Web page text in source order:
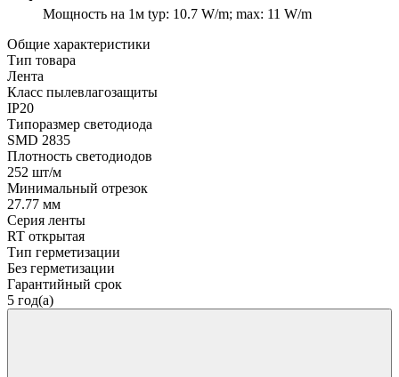
Мощность на 1м typ: 10.7 W/m; max: 11 W/m
Общие характеристики
Тип товара
Лента
Класс пылевлагозащиты
IP20
Типоразмер светодиода
SMD 2835
Плотность светодиодов
252 шт/м
Минимальный отрезок
27.77 мм
Серия ленты
RT открытая
Тип герметизации
Без герметизации
Гарантийный срок
5 год(а)